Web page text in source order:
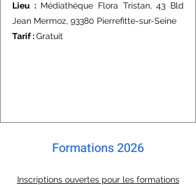
Lieu :Médiathèque Flora Tristan, 43 Bld
Jean Mermoz, 93380 Pierrefitte-sur-Seine
Tarif :Gratuit
Formations 2026
Inscriptions ouvertes pour les formations